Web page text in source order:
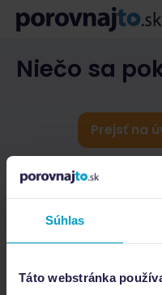
Súhlas
Táto webstránka
Niečo sa
Prejsť na